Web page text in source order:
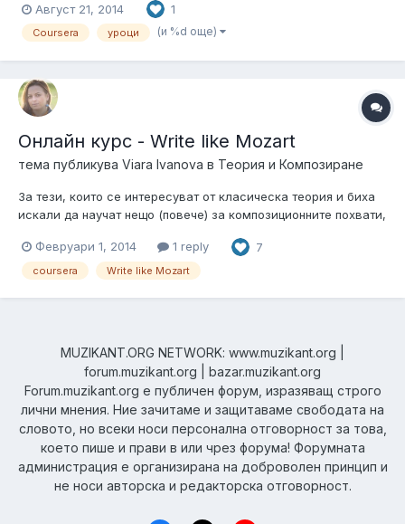
звукозаписната и озвучителната техника. Предполагам, че
ще е полезен за начинаещите. Курсът, разбира се, е на
Август 21, 2014 1
Coursera уроци (и %d още)
Онлайн курс - Write like Mozart
тема публикува Viara Ivanova в Теория и Композиране
За тези, които се интересуват от класическа теория и биха
искали да научат нещо (повече) за композиционните похвати,
европейската арт музика : Write like Mozart. Успех!
Февруари 1, 2014 1 reply 7
coursera Write like Mozart
MUZIKANT.ORG NETWORK: www.muzikant.org |
forum.muzikant.org | bazar.muzikant.org
Forum.muzikant.org е публичен форум, изразяващ строго
лични мнения. Ние зачитаме и защитаваме свободата на
словото, но всеки носи персонална отговорност за това,
което пише и прави в или чрез форума! Форумната
администрация е организирана на доброволен принцип и
не носи авторска и редакторска отговорност.